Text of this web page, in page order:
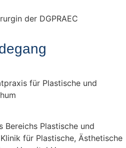
der DGPRAEC
für Plastische und
Bereichs Plastische und
für Plastische, Ästhetische